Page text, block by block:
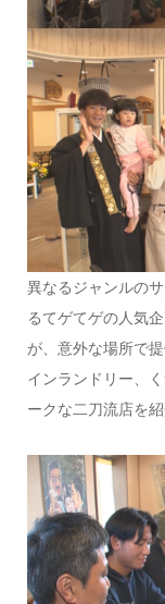
異なるジャンルの
るてゲてゲの人気
が、意外な場所で
インランドリー、
ークな二刀流店を紹